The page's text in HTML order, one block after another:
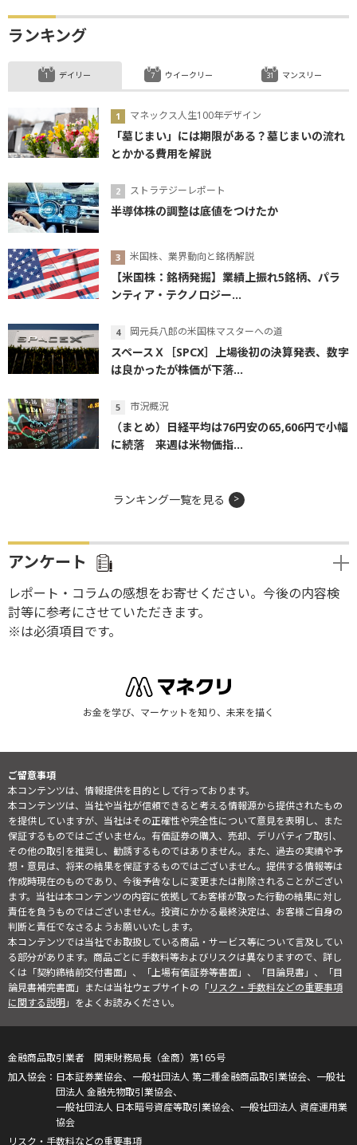
ランキング
デイリー
マネックス人生100年デザイン
「墓じまい」には期限がある？墓じまいの流れ
とかかる費用を解説
ストラテジーレポート
半導体株の調整は底値をつけたか
米国株、業界動向と銘柄解説
【米国株：銘柄発掘】業績上振れ5銘柄、パラ
ンティア・テクノロジー...
岡元兵八郎の米国株マスターへの道
スペースＸ［SPCX］上場後初の決算発表、数字
は良かったが株価が下落...
市況概況
（まとめ）日経平均は76円安の65,606円で小幅
に続落 来週は米物価指...
ウイークリー マンスリー
ランキング一覧を見る
アンケート
レポート・コラムの感想をお寄せください。今後の内容検
討等に参考にさせていただきます。
※は必須項目です。
お金を学び、マーケットを知り、未来を描く
ご留意事項
本コンテンツは、情報提供を目的として行っております。
本コンテンツは、当社や当社が信頼できると考える情報源から提供されたもの
を提供していますが、当社はその正確性や完全性について意見を表明し、また
保証するものではございません。有価証券の購入、売却、デリバティブ取引、
その他の取引を推奨し、勧誘するものではありません。また、過去の実績や予
想・意見は、将来の結果を保証するものではございません。提供する情報等は
作成時現在のものであり、今後予告なしに変更または削除されることがござい
ます。当社は本コンテンツの内容に依拠してお客様が取った行動の結果に対し
責任を負うものではございません。投資にかかる最終決定は、お客様ご自身の
判断と責任でなさるようお願いいたします。
本コンテンツでは当社でお取扱している商品・サービス等について言及してい
る部分があります。商品ごとに手数料等およびリスクは異なりますので、詳し
くは「契約締結前交付書面」、「上場有価証券等書面」、「目論見書」、「目
論見書補完書面」または当社ウェブサイトの「リスク・手数料などの重要事項
に関する説明」をよくお読みください。
金融商品取引業者 関東財務局長（金商）第165号
日本証券業協会、一般社団法人 第二種金融商品取引業協会、一般社
団法人 金融先物取引業協会、
一般社団法人 日本暗号資産等取引業協会、一般社団法人 資産運用業
協会
リスク・手数料などの重要事項